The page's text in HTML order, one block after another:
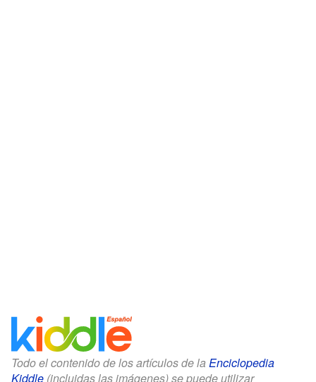
Todo el contenido de los artículos de la Enciclopedia
Kiddle (incluidas las imágenes) se puede utilizar